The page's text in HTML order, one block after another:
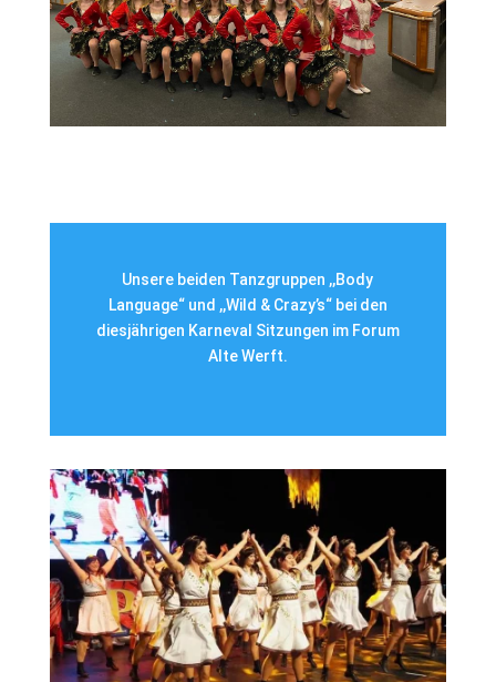
Unsere beiden Tanzgruppen ,,Body
Language“ und ,,Wild & Crazy’s“ bei den
diesjährigen Karneval Sitzungen im Forum
Alte Werft.